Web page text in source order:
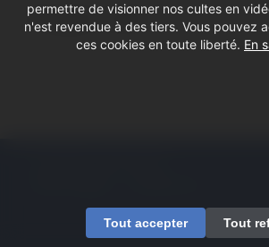
Partager ce culte
permettre de visionner nos cultes en
n'est revendue à des tiers. Vous pouvez
ces cookies en toute liberté. En
Tout accepter Tout